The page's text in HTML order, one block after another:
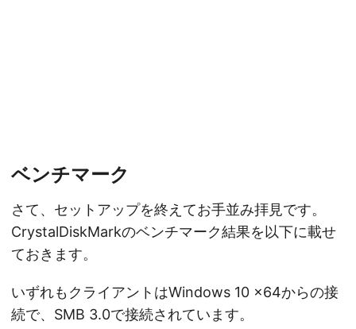
ベンチマーク
さて、セットアップを終えてお手並み拝見です。
CrystalDiskMarkのベンチマーク結果を以下に載せ
ておきます。
いずれもクライアントはWindows 10 x64からの接
続で、SMB 3.0で接続されています。